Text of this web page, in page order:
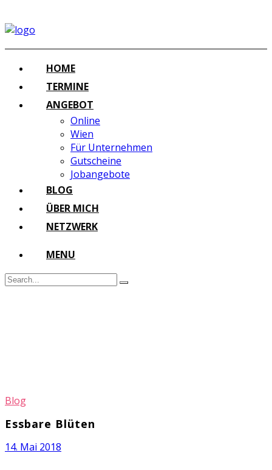
HOME
TERMINE
ANGEBOT
Online
Wien
Für Unternehmen
Gutscheine
Jobangebote
BLOG
ÜBER MICH
NETZWERK
MENU
Blog
Essbare Blüten
14. Mai 2018